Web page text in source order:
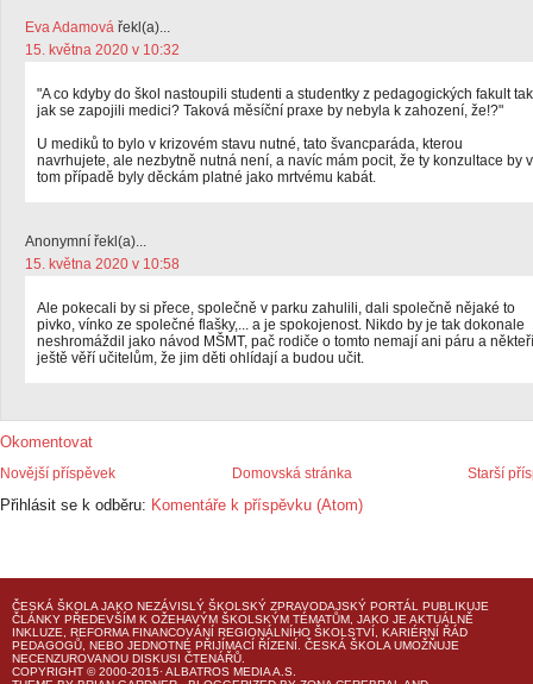
Eva Adamová řekl(a)...
15. května 2020 v 10:32
"A co kdyby do škol nastoupili studenti a studentky z pedagogických fakult
jak se zapojili medici? Taková měsíční praxe by nebyla k zahození, že!?"
U mediků to bylo v krizovém stavu nutné, tato švancparáda, kterou
navrhujete, ale nezbytně nutná není, a navíc mám pocit, že ty konzultace by v
tom případě byly děckám platné jako mrtvému kabát.
Anonymní řekl(a)...
15. května 2020 v 10:58
Ale pokecali by si přece, společně v parku zahulili, dali společně nějaké to
pivko, vínko ze společné flašky,... a je spokojenost. Nikdo by je tak dokonale
neshromáždil jako návod MŠMT, pač rodiče o tomto nemají ani páru a někteří
ještě věří učitelům, že jim děti ohlídají a budou učit.
Okomentovat
Novější příspěvek Starší
Domovská stránka
Přihlásit se k odběru: Komentáře k příspěvku (Atom)
ČESKÁ ŠKOLA JAKO NEZÁVISLÝ ŠKOLSKÝ ZPRAVODAJSKÝ PORTÁL PUBLIKUJE
ČLÁNKY PŘEDEVŠÍM K OŽEHAVÝM ŠKOLSKÝM TÉMATŮM, JAKO JE AKTUÁLNĚ
INKLUZE, REFORMA FINANCOVÁNÍ REGIONÁLNÍHO ŠKOLSTVÍ, KARIÉRNÍ ŘÁD
PEDAGOGŮ, NEBO JEDNOTNÉ PŘIJÍMACÍ ŘÍZENÍ. ČESKÁ ŠKOLA UMOŽŇUJE
NECENZUROVANOU DISKUSI ČTENÁŘŮ.
COPYRIGHT © 2000-2015· ALBATROS MEDIA A.S.